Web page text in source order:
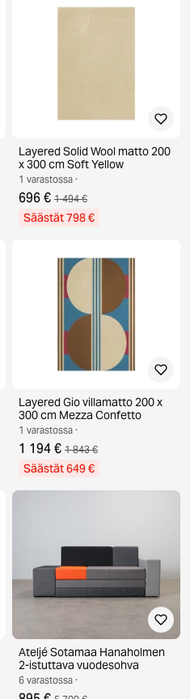
Layered Solid Wool matto 200
x 300 cm Soft Yellow
1 varastossa ·
696 € 1 494 €
Säästät 798 €
Layered Gio villamatto 200 x
300 cm Mezza Confetto
1 varastossa ·
1 194 € 1 843 €
Säästät 649 €
Ateljé Sotamaa Hanaholmen
2-istuttava vuodesohva
6 varastossa ·